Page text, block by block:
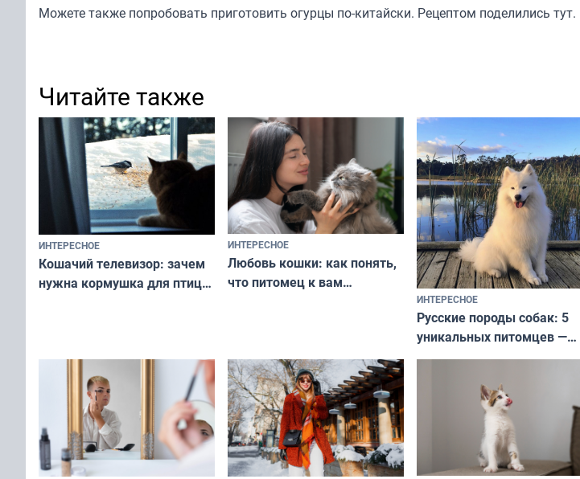
Можете также попробовать приготовить огурцы по-китайски. Рецептом поделились тут.
Читайте также
ИНТЕРЕСНОЕ
Кошачий телевизор: зачем
нужна кормушка для птиц
ИНТЕРЕСНОЕ
Любовь кошки: как понять,
что питомец к вам
ИНТЕРЕСНОЕ
Русские породы собак: 5
уникальных питомцев —
национальные сокровища
и характером